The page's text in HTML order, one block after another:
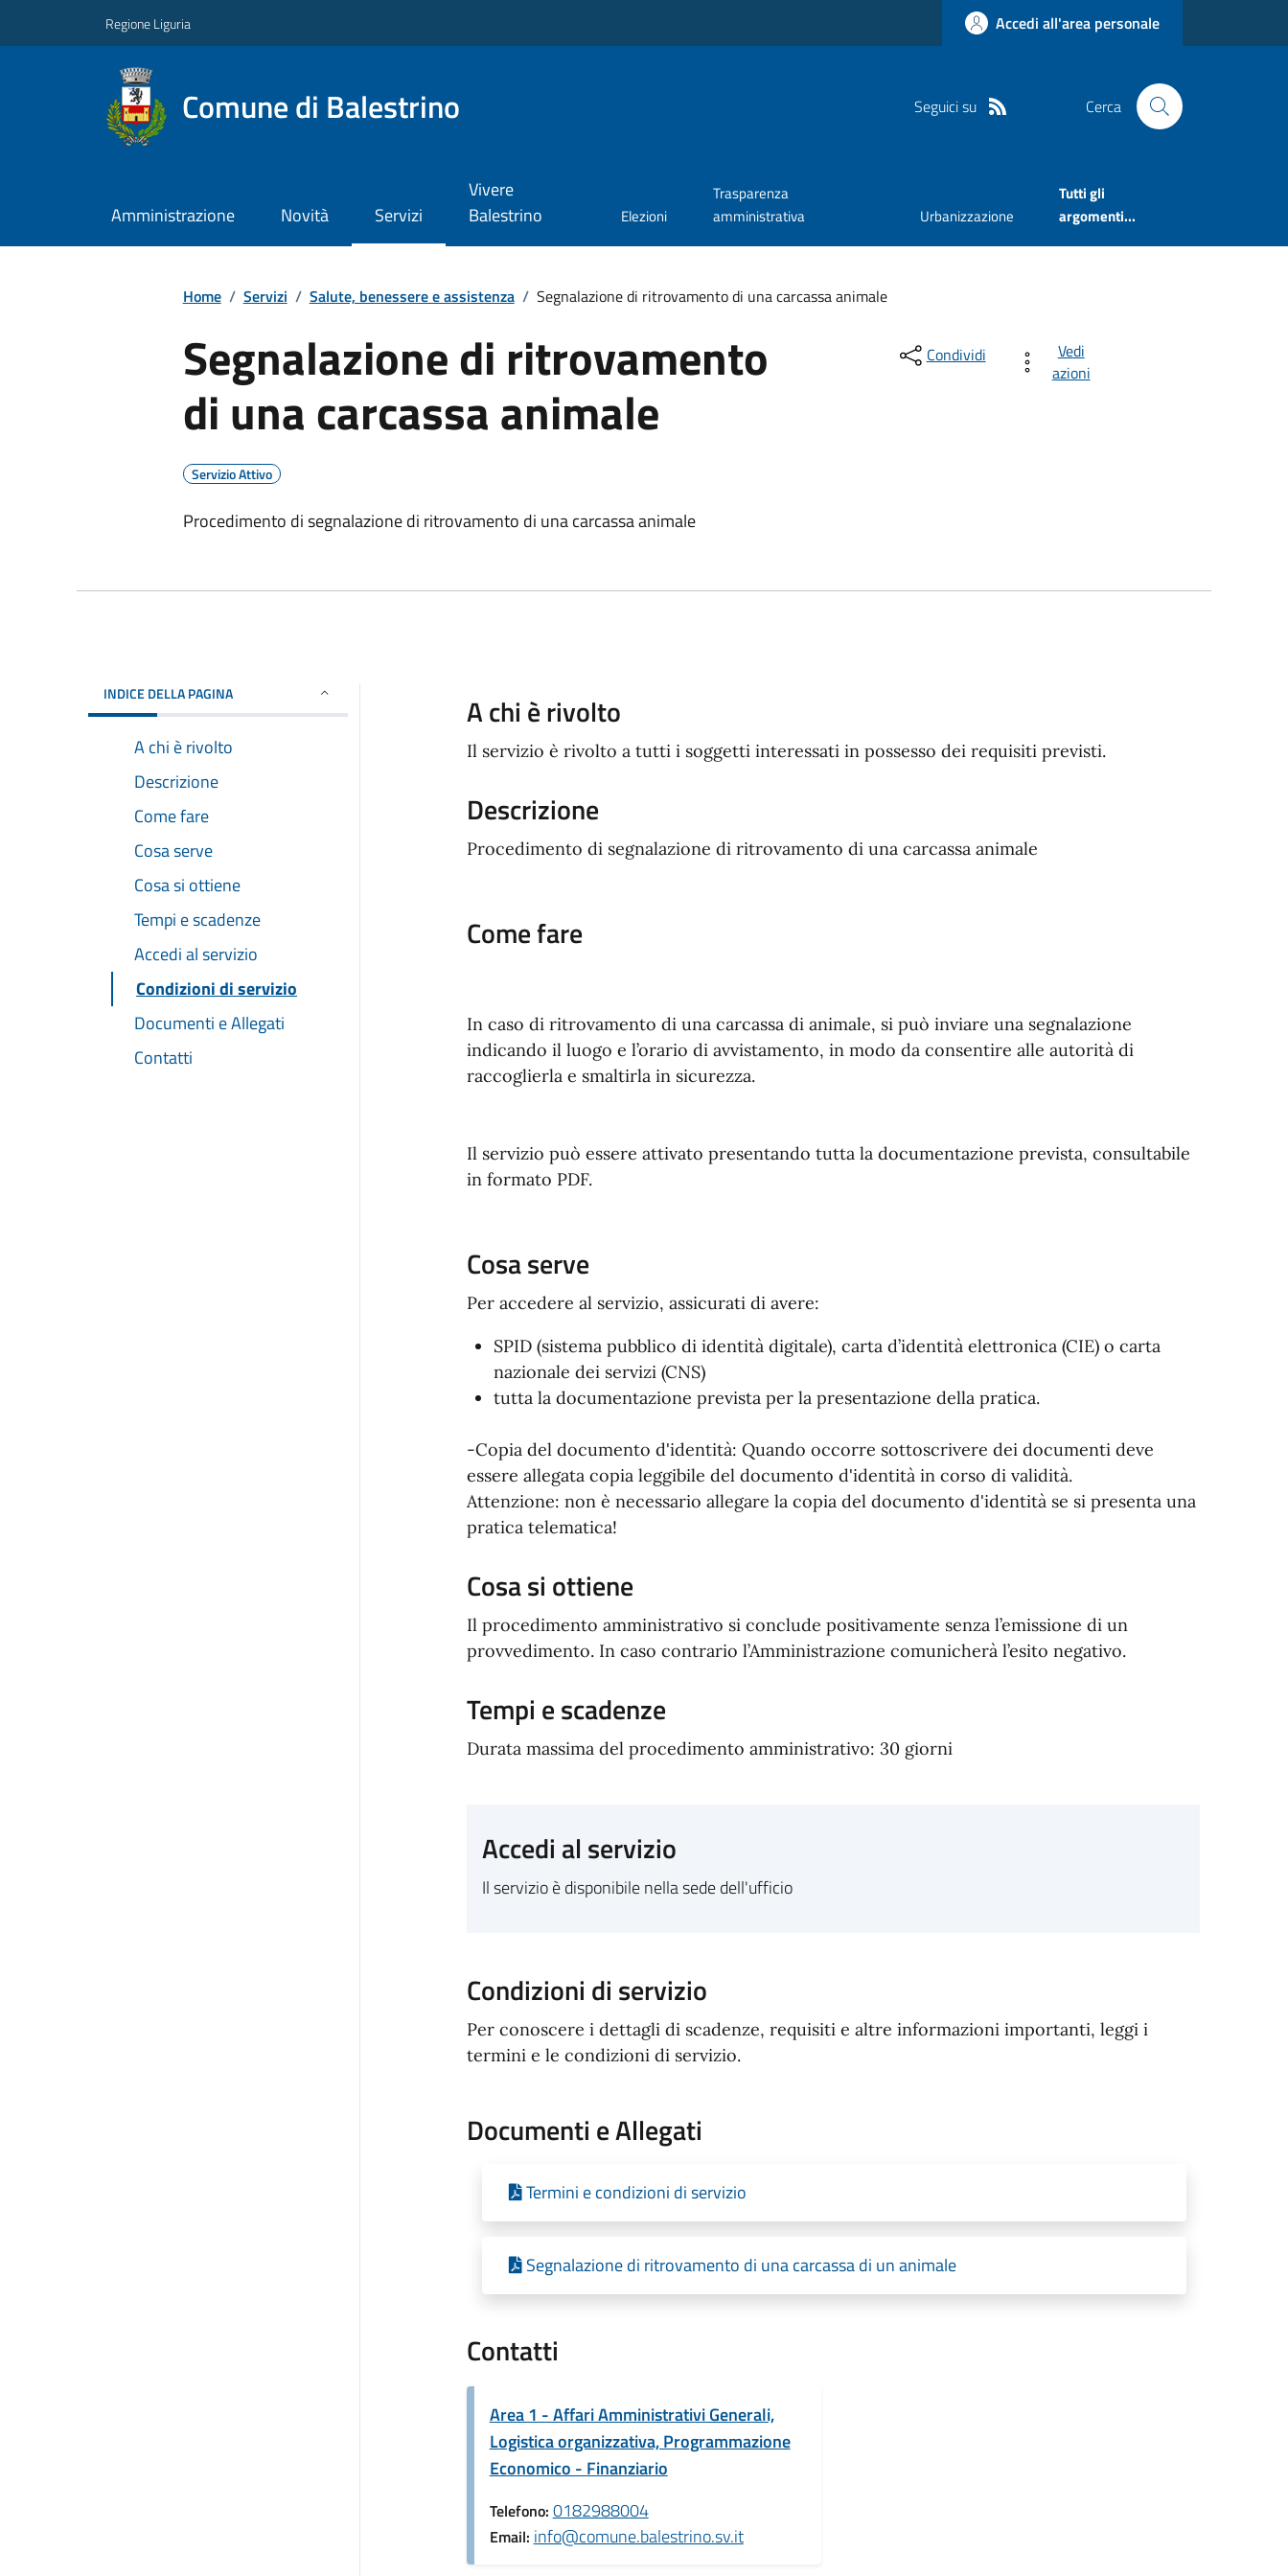
Regione Liguria Accedi all'area personale
Comune di Balestrino Seguici su Cerca
Amministrazione Novità Servizi
Vivere
Balestrino
Elezioni
Trasparenza
amministrativa
Urbanizzazione
Tutti gli
argomenti...
Home / Servizi / Salute, benessere e assistenza / Segnalazione di ritrovamento di una carcassa animale
Segnalazione di ritrovamento
di una carcassa animale
Servizio Attivo
Procedimento di segnalazione di ritrovamento di una carcassa animale
Condividi
Vedi
azioni
INDICE DELLA PAGINA
A chi è rivolto
Descrizione
Come fare
Cosa serve
Cosa si ottiene
Tempi e scadenze
Accedi al servizio
Condizioni di servizio
Documenti e Allegati
Contatti
A chi è rivolto
Il servizio è rivolto a tutti i soggetti interessati in possesso dei requisiti previsti.
Descrizione
Procedimento di segnalazione di ritrovamento di una carcassa animale
Come fare
In caso di ritrovamento di una carcassa di animale, si può inviare una segnalazione
indicando il luogo e l’orario di avvistamento, in modo da consentire alle autorità di
raccoglierla e smaltirla in sicurezza.
Il servizio può essere attivato presentando tutta la documentazione prevista, consultabile
in formato PDF.
Cosa serve
Per accedere al servizio, assicurati di avere:
SPID (sistema pubblico di identità digitale), carta d’identità elettronica (CIE) o carta
nazionale dei servizi (CNS)
tutta la documentazione prevista per la presentazione della pratica.
-Copia del documento d'identità: Quando occorre sottoscrivere dei documenti deve
essere allegata copia leggibile del documento d'identità in corso di validità.
Attenzione: non è necessario allegare la copia del documento d'identità se si presenta una
pratica telematica!
Cosa si ottiene
Il procedimento amministrativo si conclude positivamente senza l’emissione di un
provvedimento. In caso contrario l’Amministrazione comunicherà l’esito negativo.
Tempi e scadenze
Durata massima del procedimento amministrativo: 30 giorni
Accedi al servizio
Il servizio è disponibile nella sede dell'ufficio
Condizioni di servizio
Per conoscere i dettagli di scadenze, requisiti e altre informazioni importanti, leggi i
termini e le condizioni di servizio.
Documenti e Allegati
Termini e condizioni di servizio
Segnalazione di ritrovamento di una carcassa di un animale
Contatti
Area 1 - Affari Amministrativi Generali,
Logistica organizzativa, Programmazione
Economico - Finanziario
Telefono:0182988004
Email:info@comune.balestrino.sv.it